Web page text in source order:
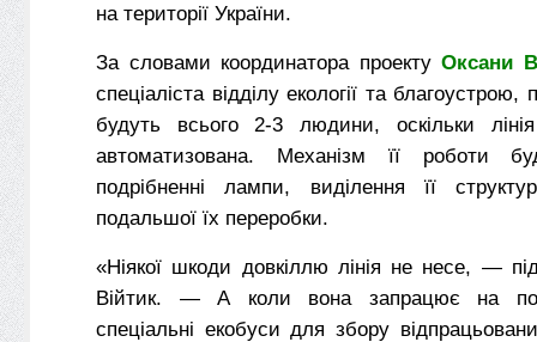
на території України.
За словами координатора проекту Оксани
спеціаліста відділу екології та
будуть всього 2-3 людини, оскільки
автоматизована. Механізм її роботи
подрібненні лампи, виділення її
подальшої їх переробки.
«Ніякої шкоди довкіллю лінія не несе, —
Війтик. — А коли вона запрацює на
спеціальні екобуси для збору